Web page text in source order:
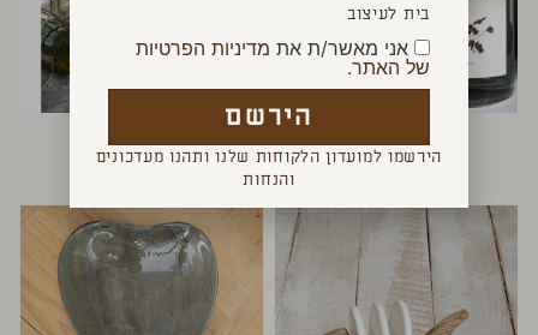
₪95
–
₪160
₪390
בית לעיצוב
אני מאשר/ת את מדיניות הפרטיות
של האתר.
הירשם
הירשמו למועדון הלקוחות שלנו ותהנו מעדכונים
והנחות